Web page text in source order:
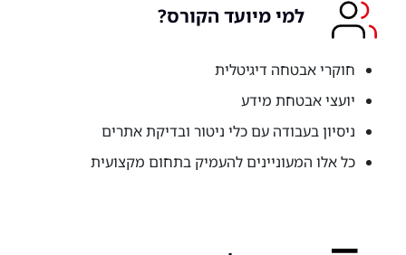
למי מיועד הקורס?
חוקרי אבטחה דיגיטלית
יועצי אבטחת מידע
ניסיון בעבודה עם כלי ניטור ובדיקת אתרים
כל אלו המעוניינים להעמיק בתחום מקצועית